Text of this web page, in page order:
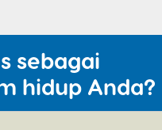
sebagai
hidup Anda?